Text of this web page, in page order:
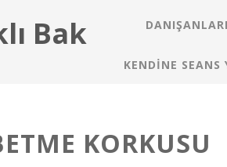
Bak
KENDINE SEANS
KORKUSU